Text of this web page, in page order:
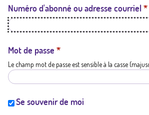
t
a
t
i
Numéro d'abonné ou adresse courriel *
Mot de passe *
Le champ mot de passe est sensible à la casse
Se souvenir de moi